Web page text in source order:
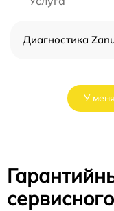
Диагностика
У